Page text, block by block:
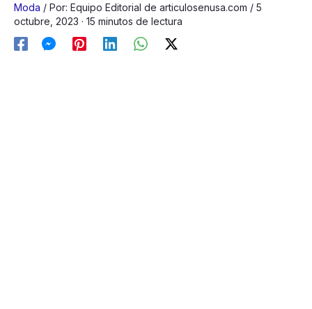
Moda / Por: Equipo Editorial de articulosenusa.com / 5
octubre, 2023 · 15 minutos de lectura